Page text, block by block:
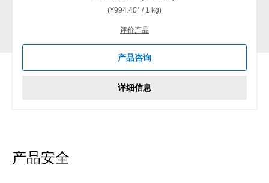
(¥994.40* / 1 kg)
评价产品
产品咨询
详细信息
产品安全